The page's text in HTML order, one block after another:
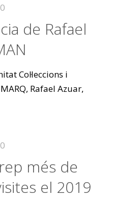
de Rafael
Col·leccions i
Rafael Azuar,
més de
el 2019